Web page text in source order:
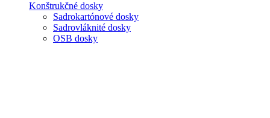
Konštrukčné dosky
Sadrokartónové dosky
Sadrovláknité dosky
OSB dosky